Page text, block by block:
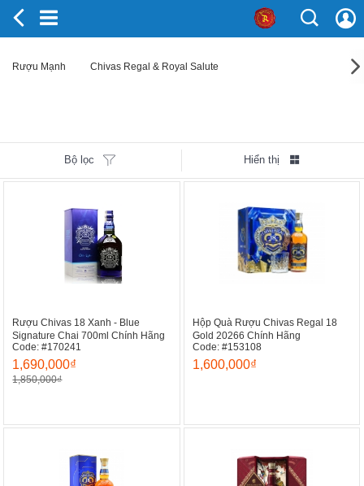
Rượu Mạnh Chivas Regal & Royal Salute
Bộ lọc Hiển thị
Rượu Chivas 18 Xanh - Blue
Signature Chai 700ml Chính Hãng
Code: #170241
1,690,000₫
1,850,000₫
Hộp Quà Rượu Chivas Regal 18
Gold 20266 Chính Hãng
Code: #153108
1,600,000₫